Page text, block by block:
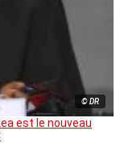
© DR
est le nouveau